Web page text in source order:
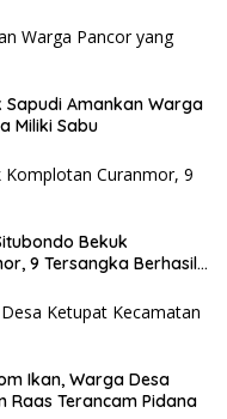
Sapudi Amankan Warga
Miliki Sabu
Bekuk
9 Tersangka Berhasil
Ikan, Warga Desa
Raas Terancam Pidana